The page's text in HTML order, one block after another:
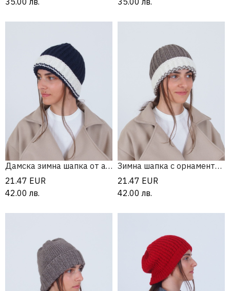
Дамска зимна шапка от алпака и мерино
21.47 EUR
42.00 лв.
Зимна шапка с орнаменти по периферията
21.47 EUR
42.00 лв.